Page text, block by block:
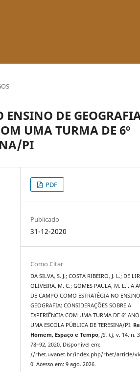
DE
UMA TURMA DE 6º
PI
PDF
Publicado
31-12-2020
Como Citar
DA SILVA, S. J.; COSTA RIBEIRO, J. L.; DE
OLIVEIRA, M. C.; GOMES PAULA, M. L. . A
DE CAMPO COMO ESTRATÉGIA NO
GEOGRAFIA: CONSIDERAÇÕES SOBRE A
EXPERIÊNCIA COM UMA TURMA DE 6º
UMA ESCOLA PÚBLICA DE TERESINA/PI.
Homem, Espaço e Tempo,[S. l.], v. 14, n.
78–92, 2020. Disponível em:
//rhet.uvanet.br/index.php/rhet/article/
0. Acesso em: 9 ago. 2026.